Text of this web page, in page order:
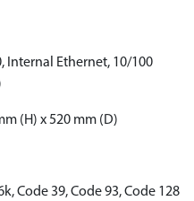
Internal Ethernet, 10/100
(H) x 520 mm (D)
Code 39, Code 93, Code 128